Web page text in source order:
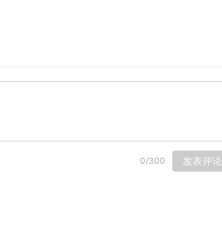
0/300 发表评论